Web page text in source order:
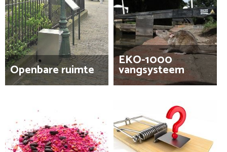
Openbare ruimte
EKO-1000
vangsysteem